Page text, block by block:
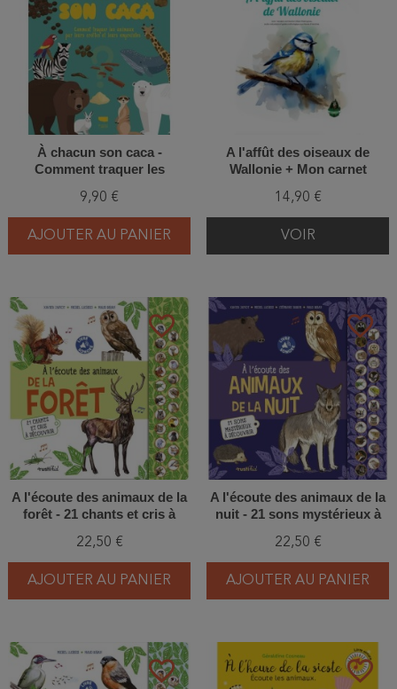
À chacun son caca -
Comment traquer les
leurs empreintes
9,90 €
AJOUTER AU PANIER
A l'affût des oiseaux de
Wallonie + Mon carnet
14,90 €
VOIR
favorite_border
A l'écoute des animaux de la
forêt - 21 chants et cris à
22,50 €
AJOUTER AU PANIER
favorite_border
A l'écoute des animaux de la
nuit - 21 sons mystérieux à
22,50 €
AJOUTER AU PANIER
favorite_border favorite_border